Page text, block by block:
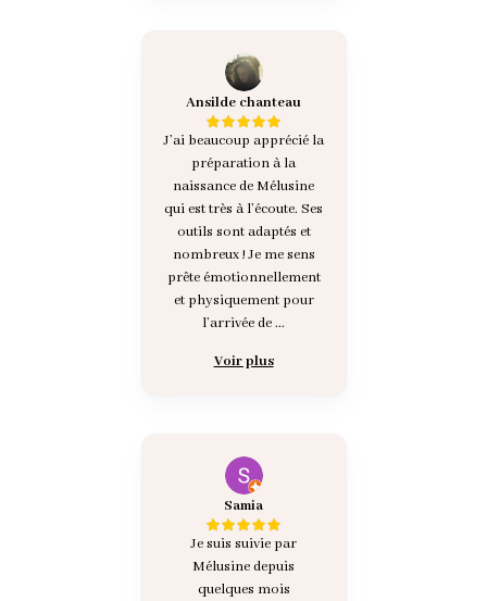
Ansilde chanteau
J’ai beaucoup apprécié la
préparation à la
naissance de Mélusine
qui est très à l’écoute. Ses
outils sont adaptés et
nombreux ! Je me sens
prête émotionnellement
et physiquement pour
l’arrivée de ...
Voir plus
Samia
Je suis suivie par
Mélusine depuis
quelques mois